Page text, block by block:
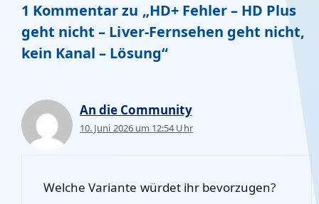
1 Kommentar zu „HD+ Fehler – HD Plus
geht nicht – Liver-Fernsehen geht nicht,
kein Kanal – Lösung“
An die Community
10. Juni 2026 um 12:54 Uhr
Welche Variante würdet ihr bevorzugen?